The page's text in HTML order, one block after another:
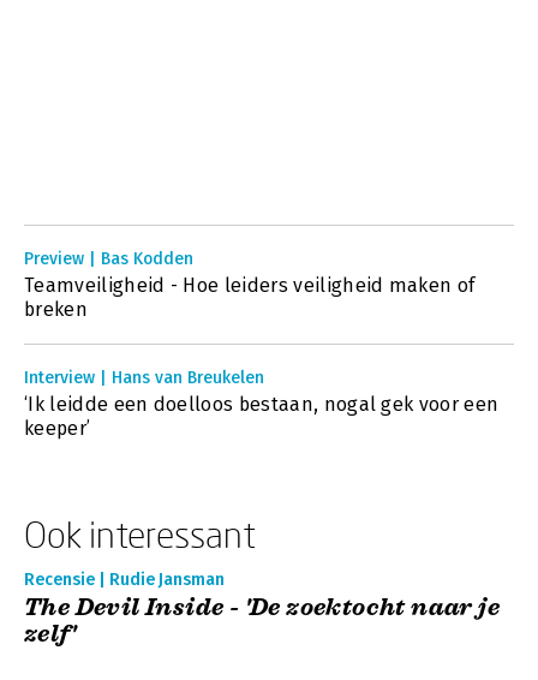
Preview | Bas Kodden
Teamveiligheid - Hoe leiders veiligheid maken of
breken
Interview | Hans van Breukelen
‘Ik leidde een doelloos bestaan, nogal gek voor een
keeper’
Ook interessant
Recensie | Rudie Jansman
The Devil Inside - 'De zoektocht naar je
zelf'